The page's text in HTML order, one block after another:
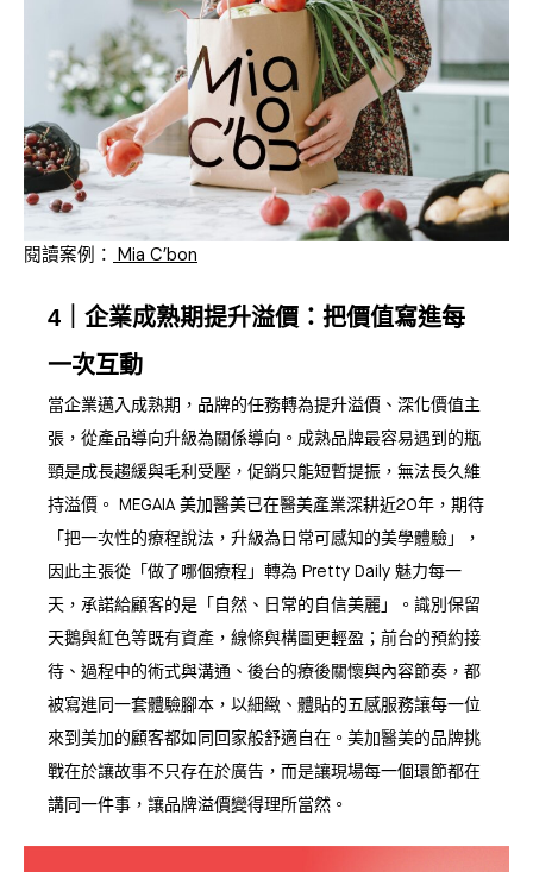
閱讀案例： Mia C’bon
4｜企業成熟期提升溢價：把價值寫進每
一次互動
當企業邁入成熟期，品牌的任務轉為提升溢價、深化價值主
張，從產品導向升級為關係導向。成熟品牌最容易遇到的瓶
頸是成長趨緩與毛利受壓，促銷只能短暫提振，無法長久維
持溢價。 MEGAIA 美加醫美已在醫美產業深耕近20年，期待
「把一次性的療程說法，升級為日常可感知的美學體驗」，
因此主張從「做了哪個療程」轉為 Pretty Daily 魅力每一
天，承諾給顧客的是「自然、日常的自信美麗」。識別保留
天鵝與紅色等既有資產，線條與構圖更輕盈；前台的預約接
待、過程中的術式與溝通、後台的療後關懷與內容節奏，都
被寫進同一套體驗腳本，以細緻、體貼的五感服務讓每一位
來到美加的顧客都如同回家般舒適自在。美加醫美的品牌挑
戰在於讓故事不只存在於廣告，而是讓現場每一個環節都在
講同一件事，讓品牌溢價變得理所當然。